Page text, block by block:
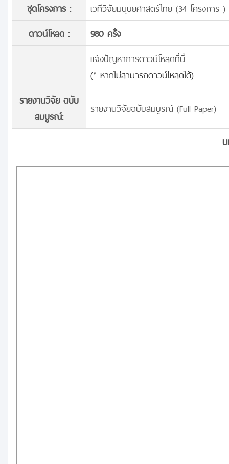
ชุดโครงการ :
เวทีวิจัยมนุษยศาสตร์ไทย (34 โครงการ )
ดาวน์โหลด :
980 ครั้้ง
แจ้งปัญหาการดาวน์โหลดที่นี่
(* หากไม่สามารถดาวน์โหลดได้)
รายงานวิจัย ฉบับ
สมบูรณ์:
รายงานวิจัยฉบับสมบูรณ์ (Full Paper)